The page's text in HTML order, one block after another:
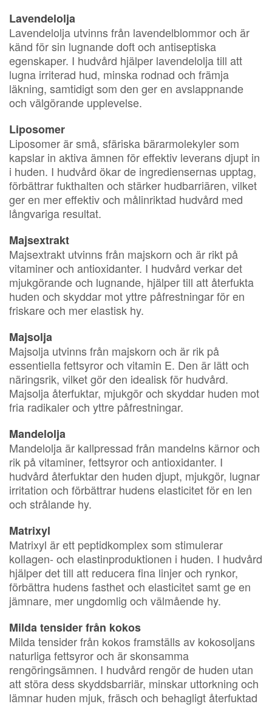
Lavendelolja
Lavendelolja utvinns från lavendelblommor och är
känd för sin lugnande doft och antiseptiska
egenskaper. I hudvård hjälper lavendelolja till att
lugna irriterad hud, minska rodnad och främja
läkning, samtidigt som den ger en avslappnande
och välgörande upplevelse.
Liposomer
Liposomer är små, sfäriska bärarmolekyler som
kapslar in aktiva ämnen för effektiv leverans djupt in
i huden. I hudvård ökar de ingrediensernas upptag,
förbättrar fukthalten och stärker hudbarriären, vilket
ger en mer effektiv och målinriktad hudvård med
långvariga resultat.
Majsextrakt
Majsextrakt utvinns från majskorn och är rikt på
vitaminer och antioxidanter. I hudvård verkar det
mjukgörande och lugnande, hjälper till att återfukta
huden och skyddar mot yttre påfrestningar för en
friskare och mer elastisk hy.
Majsolja
Majsolja utvinns från majskorn och är rik på
essentiella fettsyror och vitamin E. Den är lätt och
näringsrik, vilket gör den idealisk för hudvård.
Majsolja återfuktar, mjukgör och skyddar huden mot
fria radikaler och yttre påfrestningar.
Mandelolja
Mandelolja är kallpressad från mandelns kärnor och
rik på vitaminer, fettsyror och antioxidanter. I
hudvård återfuktar den huden djupt, mjukgör, lugnar
irritation och förbättrar hudens elasticitet för en len
och strålande hy.
Matrixyl
Matrixyl är ett peptidkomplex som stimulerar
kollagen- och elastinproduktionen i huden. I hudvård
hjälper det till att reducera fina linjer och rynkor,
förbättra hudens fasthet och elasticitet samt ge en
jämnare, mer ungdomlig och välmående hy.
Milda tensider från kokos
Milda tensider från kokos framställs av kokosoljans
naturliga fettsyror och är skonsamma
rengöringsämnen. I hudvård rengör de huden utan
att störa dess skyddsbarriär, minskar uttorkning och
lämnar huden mjuk, fräsch och behagligt återfuktad